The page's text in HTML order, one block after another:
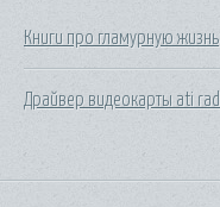
Книги про гламурную жизнь
Драйвер видеокарты ati